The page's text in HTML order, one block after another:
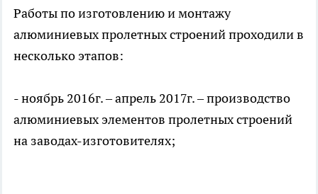
Работы по изготовлению и монтажу
алюминиевых пролетных строений проходили в
несколько этапов:
- ноябрь 2016г. – апрель 2017г. – производство
алюминиевых элементов пролетных строений
на заводах-изготовителях;